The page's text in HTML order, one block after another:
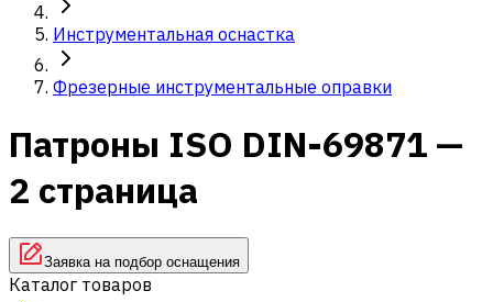
Инструментальная оснастка
Фрезерные инструментальные оправки
Патроны ISO DIN-69871 —
2 страница
Заявка на подбор оснащения
Каталог товаров